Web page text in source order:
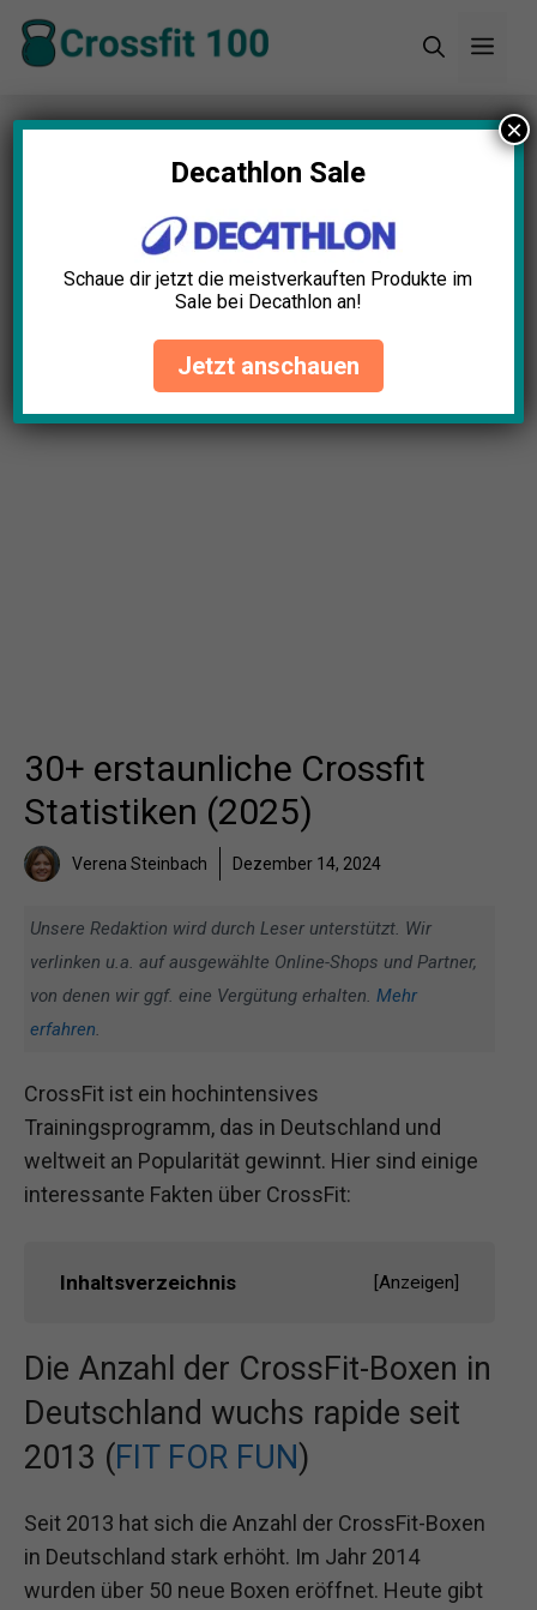
Zum
Inhalt
Startseite»Blog»30+ erstaunliche Crossfit
Statistiken (2025)
30+ erstaunliche Crossfit
Statistiken (2025)
Verena Steinbach Dezember 14, 2024
Unsere Redaktion wird durch Leser unterstützt. Wir
verlinken u.a. auf ausgewählte Online-Shops und Partner,
von denen wir ggf. eine Vergütung erhalten. Mehr
erfahren.
CrossFit ist ein hochintensives
Trainingsprogramm, das in Deutschland und
weltweit an Popularität gewinnt. Hier sind einige
interessante Fakten über CrossFit:
Inhaltsverzeichnis [Anzeigen]
Die Anzahl der CrossFit-Boxen in
Deutschland wuchs rapide seit
2013 (FIT FOR FUN)
Seit 2013 hat sich die Anzahl der CrossFit-Boxen
in Deutschland stark erhöht. Im Jahr 2014
wurden über 50 neue Boxen eröffnet. Heute gibt
Decathlon Sale
Schaue dir jetzt die meistverkauften Produkte im
Sale bei Decathlon an!
Jetzt anschauen
×